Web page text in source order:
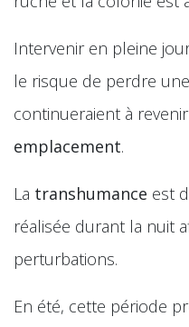
Intervenir en pleine
le risque de perdre
continueraient à
emplacement.
La transhumance est
réalisée durant la nuit
perturbations.
En été, cette période